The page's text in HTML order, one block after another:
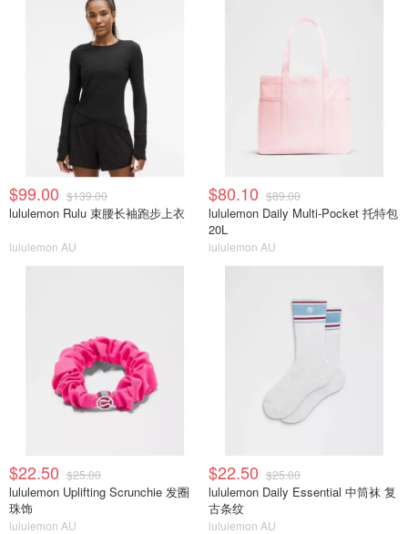
$99.00 $139.00
lululemon Rulu 束腰长袖跑步上衣
lululemon AU
$80.10 $89.00
lululemon Daily Multi-Pocket 托特包
20L
lululemon AU
$22.50 $25.00
lululemon Uplifting Scrunchie 发圈
珠饰
lululemon AU
$22.50 $25.00
lululemon Daily Essential 中筒袜 复
古条纹
lululemon AU